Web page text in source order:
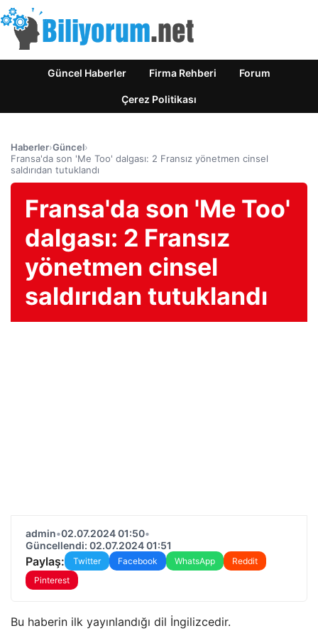
Güncel Haberler Firma Rehberi Forum
Çerez Politikası
Haberler›Güncel›
Fransa'da son 'Me Too' dalgası: 2 Fransız yönetmen cinsel
saldırıdan tutuklandı
Fransa'da son 'Me Too'
dalgası: 2 Fransız
yönetmen cinsel
saldırıdan tutuklandı
admin•02.07.2024 01:50•
Güncellendi: 02.07.2024 01:51
Paylaş: Twitter Facebook WhatsApp
Reddit
Pinterest
Bu haberin ilk yayınlandığı dil İngilizcedir.